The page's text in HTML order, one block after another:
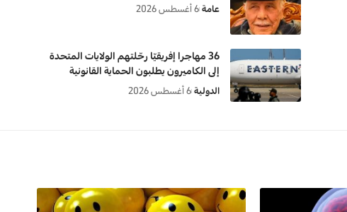
عامة 6 أغسطس 2026
36 مهاجرا إفريقيّا رحّلتهم الولايات المتحدة
إلى الكاميرون يطلبون الحماية القانونية
الدولية 6 أغسطس 2026